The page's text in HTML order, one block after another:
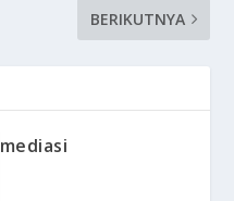
BERIKUTNYA
mediasi